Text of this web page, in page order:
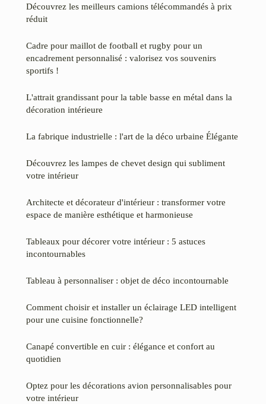
Découvrez les meilleurs camions télécommandés à prix
réduit
Cadre pour maillot de football et rugby pour un
encadrement personnalisé : valorisez vos souvenirs
sportifs !
L'attrait grandissant pour la table basse en métal dans la
décoration intérieure
La fabrique industrielle : l'art de la déco urbaine Élégante
Découvrez les lampes de chevet design qui subliment
votre intérieur
Architecte et décorateur d'intérieur : transformer votre
espace de manière esthétique et harmonieuse
Tableaux pour décorer votre intérieur : 5 astuces
incontournables
Tableau à personnaliser : objet de déco incontournable
Comment choisir et installer un éclairage LED intelligent
pour une cuisine fonctionnelle?
Canapé convertible en cuir : élégance et confort au
quotidien
Optez pour les décorations avion personnalisables pour
votre intérieur